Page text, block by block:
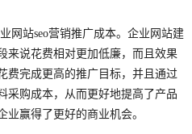
网站seo营销推广成本。企业网站建
来说花费相对更加低廉，而且效果
费完成更高的推广目标，并且通过
采购成本，从而更好地提高了产品
赢得了更好的商业机会。